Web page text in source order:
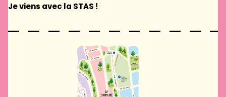
Je viens avec la STAS !